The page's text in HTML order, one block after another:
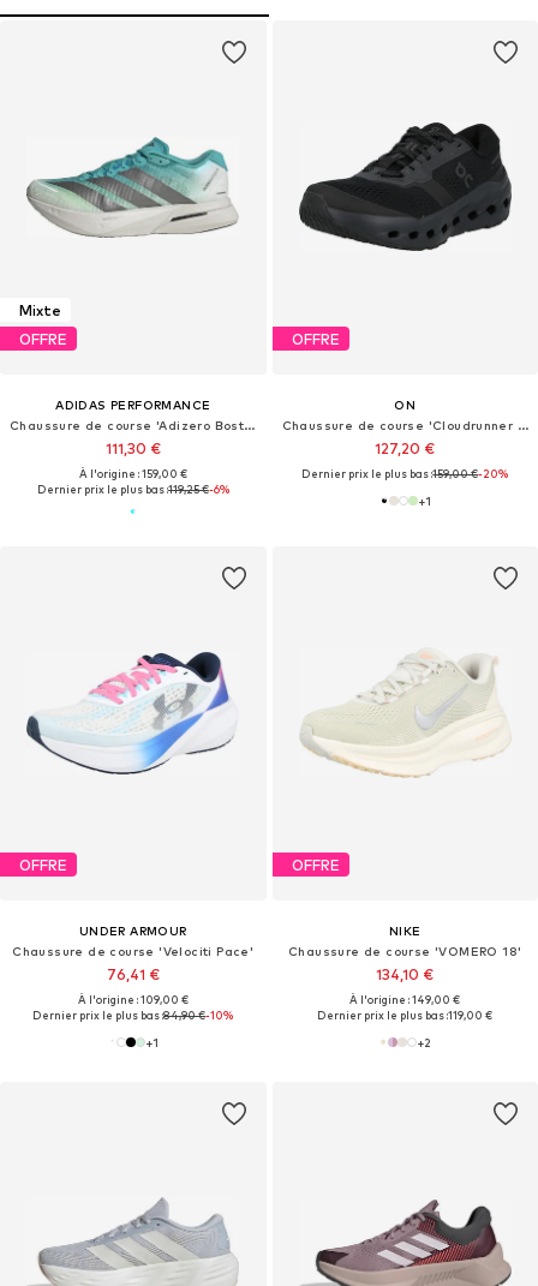
Mixte
OFFRE
ADIDAS PERFORMANCE
Chaussure de course 'Adizero Boston 13'
111,30 €
À l'origine : 159,00 €
Dernier prix le plus bas :119,25 €-6%
OFFRE
ON
Chaussure de course 'Cloudrunner 3'
127,20 €
Dernier prix le plus bas :159,00 €-20%
+1
OFFRE
UNDER ARMOUR
Chaussure de course 'Velociti Pace'
76,41 €
À l'origine : 109,00 €
Dernier prix le plus bas :84,90 €-10%
+1
OFFRE
NIKE
Chaussure de course 'VOMERO 18'
134,10 €
À l'origine : 149,00 €
Dernier prix le plus bas :119,00 €
+2